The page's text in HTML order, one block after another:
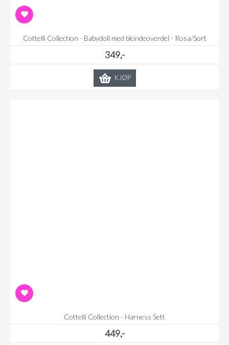
Cottelli Collection - Babydoll med blondeoverdel - Rosa/Sort
349,-
KJØP
Cottelli Collection - Harness Sett
449,-